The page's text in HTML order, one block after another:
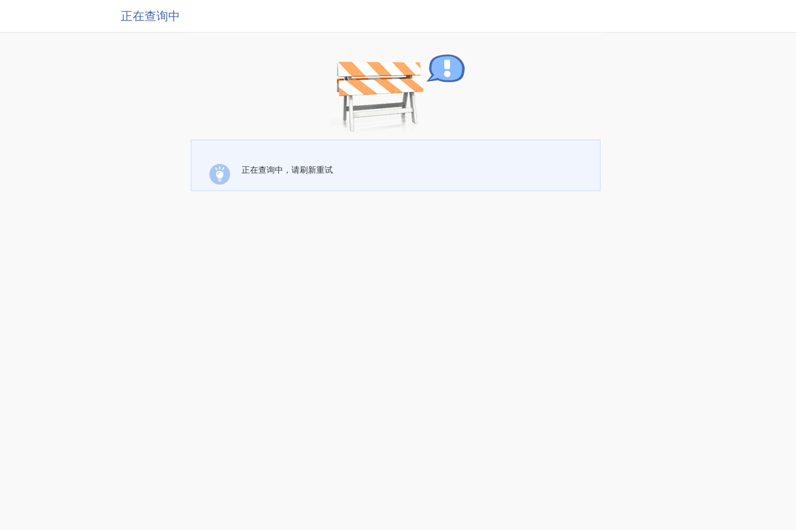
正在查询中
正在查询中，请刷新重试